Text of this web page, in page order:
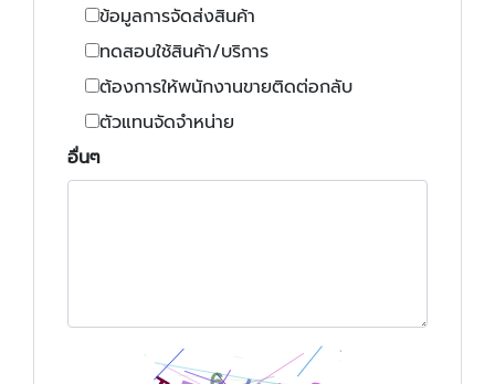
ข้อมูลการจัดส่งสินค้า
ทดสอบใช้สินค้า/บริการ
ต้องการให้พนักงานขายติดต่อกลับ
ตัวแทนจัดจำหน่าย
อื่นๆ